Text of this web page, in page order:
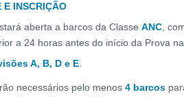
E INSCRIÇÃO
aberta a barcos da Classe ANC ,
a 24 horas antes do início da Prova
A, B, D e E
necessários pelo menos 4 barcos